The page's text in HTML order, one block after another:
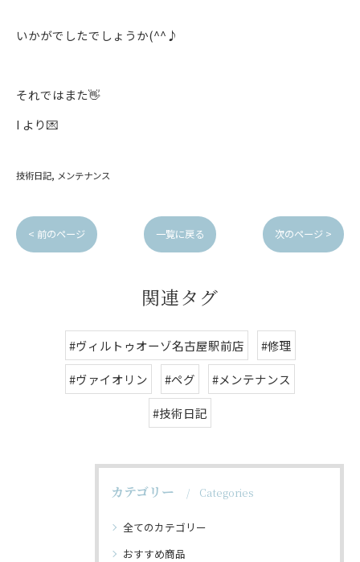
いかがでしたでしょうか(^^♪
それではまた👋
I より💌
技術日記 メンテナンス
< 前のページ 一覧に戻る 次のページ >
関連タグ
#ヴィルトゥオーゾ名古屋駅前店
#修理
#ヴァイオリン
#ペグ
#メンテナンス
#技術日記
カテゴリー Categories
全てのカテゴリー
おすすめ商品